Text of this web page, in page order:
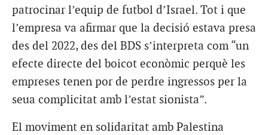
patrocinar l’equip de futbol d’Israel. Tot i que
l’empresa va afirmar que la decisió estava presa
des del 2022, des del BDS s’interpreta com “un
efecte directe del boicot econòmic perquè les
empreses tenen por de perdre ingressos per la
seua complicitat amb l’estat sionista”.
El moviment en solidaritat amb Palestina